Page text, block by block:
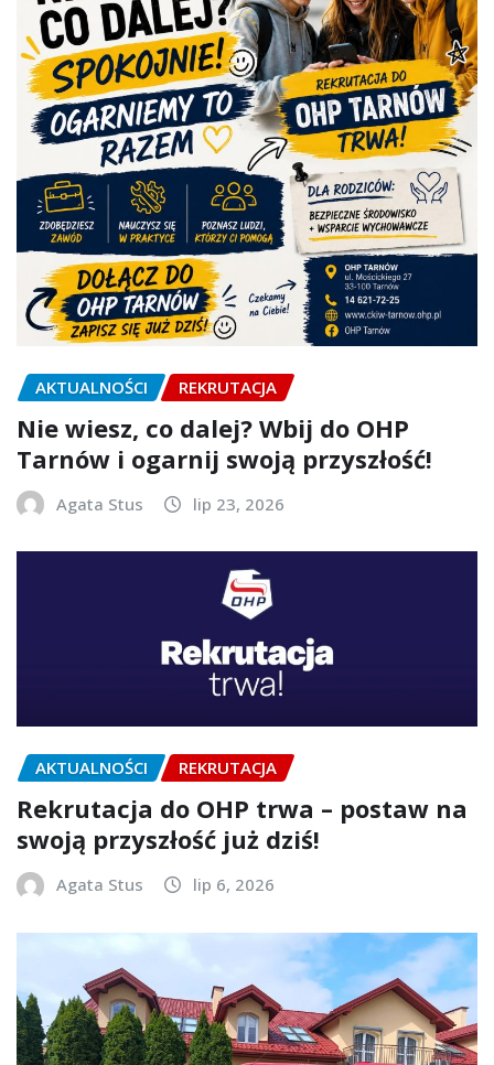
AKTUALNOŚCI REKRUTACJA
Nie wiesz, co dalej? Wbij do OHP
Tarnów i ogarnij swoją przyszłość!
Agata Stus lip 23, 2026
AKTUALNOŚCI REKRUTACJA
Rekrutacja do OHP trwa – postaw na
swoją przyszłość już dziś!
Agata Stus lip 6, 2026